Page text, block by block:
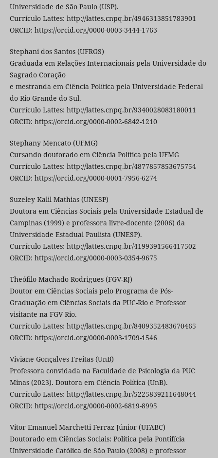
Universidade de São Paulo (USP).
Currículo Lattes: http://lattes.cnpq.br/4946313851783901
ORCID: https://orcid.org/0000-0003-3444-1763
Stephani dos Santos (UFRGS)
Graduada em Relações Internacionais pela Universidade do
Sagrado Coração
e mestranda em Ciência Política pela Universidade Federal
do Rio Grande do Sul.
Currículo Lattes: http://lattes.cnpq.br/9340028083180011
ORCID: https://orcid.org/0000-0002-6842-1210
Stephany Mencato (UFMG)
Cursando doutorado em Ciência Política pela UFMG
Currículo Lattes: http://lattes.cnpq.br/4877857853675754
ORCID: https://orcid.org/0000-0001-7956-6274
Suzeley Kalil Mathias (UNESP)
Doutora em Ciências Sociais pela Universidade Estadual de
Campinas (1999) e professora livre-docente (2006) da
Universidade Estadual Paulista (UNESP).
Currículo Lattes: http://lattes.cnpq.br/4199391566417502
ORCID: https://orcid.org/0000-0003-0354-9675
Theófilo Machado Rodrigues (FGV-RJ)
Doutor em Ciências Sociais pelo Programa de Pós-
Graduação em Ciências Sociais da PUC-Rio e Professor
visitante na FGV Rio.
Currículo Lattes: http://lattes.cnpq.br/8409352483670465
ORCID: https://orcid.org/0000-0003-1709-1546
Viviane Gonçalves Freitas (UnB)
Professora convidada na Faculdade de Psicologia da PUC
Minas (2023). Doutora em Ciência Política (UnB).
Currículo Lattes: http://lattes.cnpq.br/5225839211648044
ORCID: https://orcid.org/0000-0002-6819-8995
Vitor Emanuel Marchetti Ferraz Júnior (UFABC)
Doutorado em Ciências Sociais: Política pela Pontifícia
Universidade Católica de São Paulo (2008) e professor